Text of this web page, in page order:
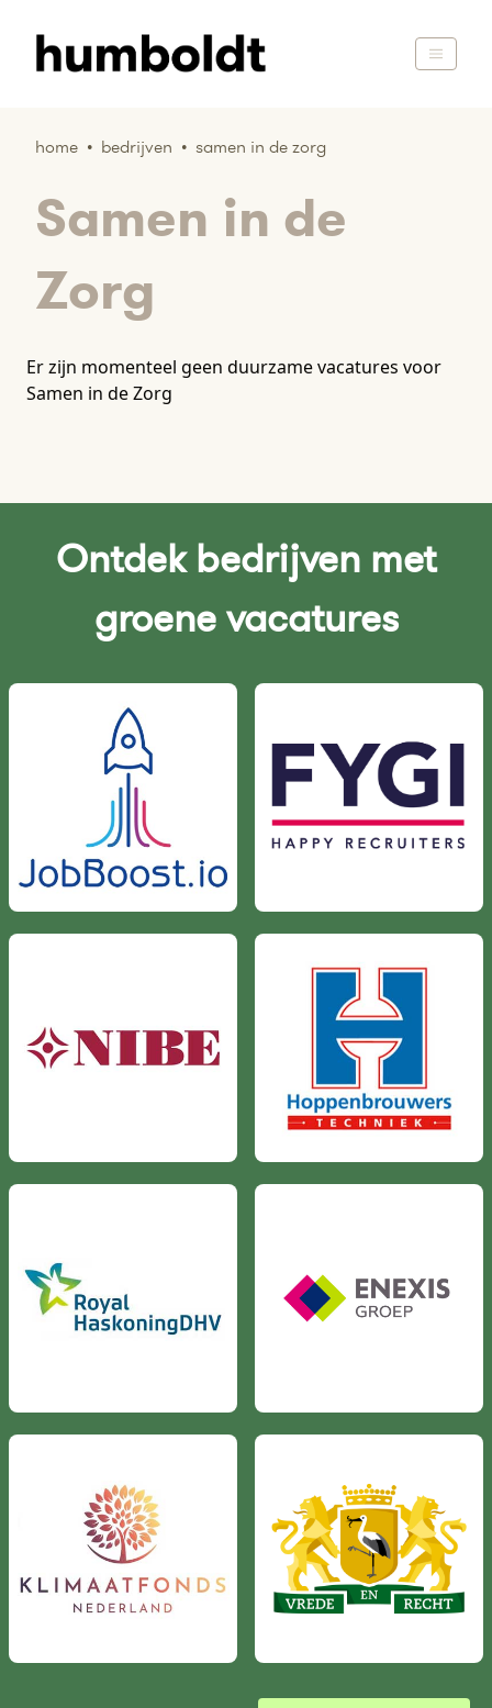
home • bedrijven • samen in de zorg
Samen in de
Zorg
Er zijn momenteel geen duurzame vacatures voor
Samen in de Zorg
Ontdek bedrijven met
groene vacatures